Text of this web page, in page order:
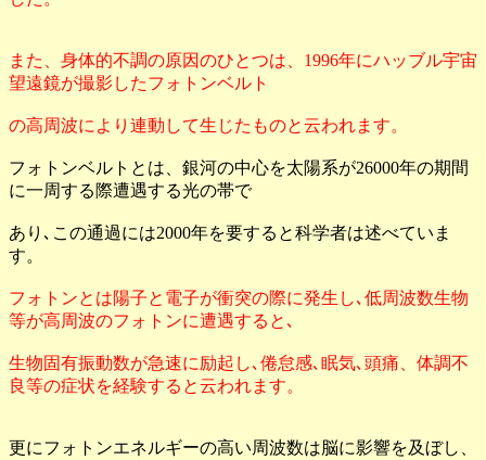
また、身体的不調の原因のひとつは、1996年にハッブル宇宙
望遠鏡が撮影したフォトンベルト
の高周波により連動して生じたものと云われます。
フォトンベルトとは、銀河の中心を太陽系が26000年の期間
に一周する際遭遇する光の帯で
あり､この通過には2000年を要すると科学者は述べていま
す。
フォトンとは陽子と電子が衝突の際に発生し､低周波数生物
等が高周波のフォトンに遭遇すると､
生物固有振動数が急速に励起し､倦怠感､眠気､頭痛、体調不
良等の症状を経験すると云われます。
更にフォトンエネルギーの高い周波数は脳に影響を及ぼし、